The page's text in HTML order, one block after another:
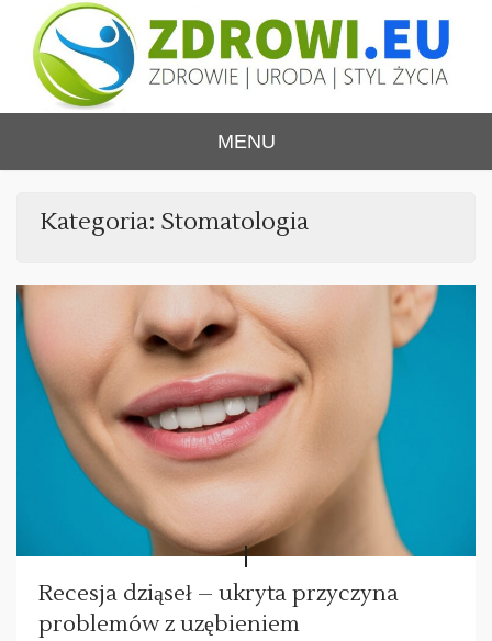
content
ZDROWI.EU
health&beauty, SPA, wellness
MENU
Kategoria: Stomatologia
Recesja dziąseł – ukryta przyczyna
problemów z uzębieniem